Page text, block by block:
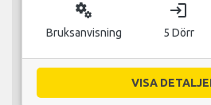
miscellaneous_services
Bruksanvisning
login
5 Dörr
VISA